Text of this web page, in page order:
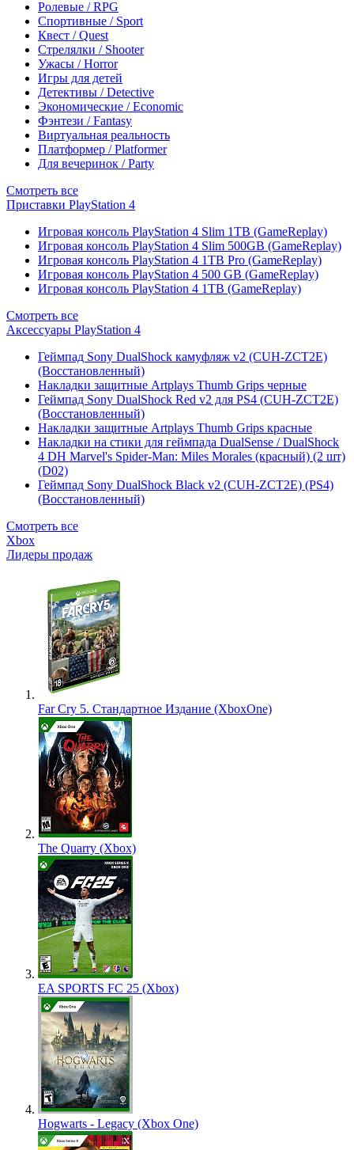
Ролевые / RPG
Спортивные / Sport
Квест / Quest
Стрелялки / Shooter
Ужасы / Horror
Игры для детей
Детективы / Detective
Экономические / Economic
Фэнтези / Fantasy
Виртуальная реальность
Платформер / Platformer
Для вечеринок / Party
Смотреть все
Приставки PlayStation 4
Игровая консоль PlayStation 4 Slim 1TB (GameReplay)
Игровая консоль PlayStation 4 Slim 500GB (GameReplay)
Игровая консоль PlayStation 4 1TB Pro (GameReplay)
Игровая консоль PlayStation 4 500 GB (GameReplay)
Игровая консоль PlayStation 4 1TB (GameReplay)
Смотреть все
Аксессуары PlayStation 4
Геймпад Sony DualShock камуфляж v2 (CUH-ZCT2E)
(Восстановленный)
Накладки защитные Artplays Thumb Grips черные
Геймпад Sony DualShock Red v2 для PS4 (CUH-ZCT2E)
(Восстановленный)
Накладки защитные Artplays Thumb Grips красные
Накладки на стики для геймпада DualSense / DualShock
4 DH Marvel's Spider-Man: Miles Morales (красный) (2 шт)
(D02)
Геймпад Sony DualShock Black v2 (CUH-ZCT2E) (PS4)
(Восстановленный)
Смотреть все
Xbox
Лидеры продаж
Far Cry 5. Стандартное Издание (XboxOne)
The Quarry (Xbox)
EA SPORTS FC 25 (Xbox)
Hogwarts - Legacy (Xbox One)